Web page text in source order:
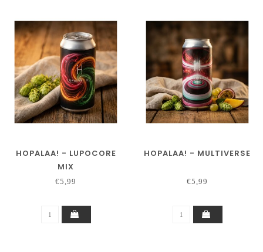
HOPALAA! - LUPOCORE
MIX
€5,99
HOPALAA! - MULTIVERSE
€5,99